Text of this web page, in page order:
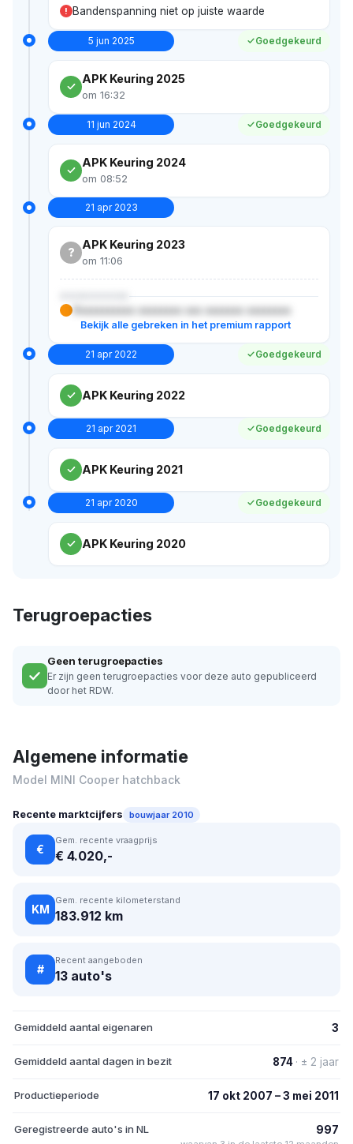
! Bandenspanning niet op juiste waarde
5 jun 2025 Goedgekeurd
APK Keuring 2025
om 16:32
11 jun 2024 Goedgekeurd
APK Keuring 2024
om 08:52
21 apr 2023
?
APK Keuring 2023
om 11:06
XXXXXXXXX
Xxxxxxxxxxx xxxxxxxx xxx xxxxxxx xxxxxxxx
Bekijk alle gebreken in het premium rapport
21 apr 2022 Goedgekeurd
APK Keuring 2022
21 apr 2021 Goedgekeurd
APK Keuring 2021
21 apr 2020 Goedgekeurd
APK Keuring 2020
Terugroepacties
Geen terugroepacties
Er zijn geen terugroepacties voor deze auto gepubliceerd
door het RDW.
Algemene informatie
Model MINI Cooper hatchback
Recente marktcijfers bouwjaar 2010
€
Gem. recente vraagprijs
€ 4.020,-
KM
Gem. recente kilometerstand
183.912 km
#
Recent aangeboden
13 auto's
Gemiddeld aantal eigenaren 3
Gemiddeld aantal dagen in bezit 874 · ± 2 jaar
Productieperiode 17 okt 2007 – 3 mei 2011
Geregistreerde auto's in NL 997